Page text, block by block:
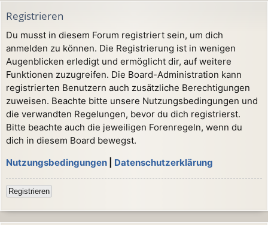
Registrieren
Du musst in diesem Forum registriert sein, um dich
anmelden zu können. Die Registrierung ist in wenigen
Augenblicken erledigt und ermöglicht dir, auf weitere
Funktionen zuzugreifen. Die Board-Administration kann
registrierten Benutzern auch zusätzliche Berechtigungen
zuweisen. Beachte bitte unsere Nutzungsbedingungen und
die verwandten Regelungen, bevor du dich registrierst.
Bitte beachte auch die jeweiligen Forenregeln, wenn du
dich in diesem Board bewegst.
Nutzungsbedingungen
Datenschutzerklärung
Registrieren